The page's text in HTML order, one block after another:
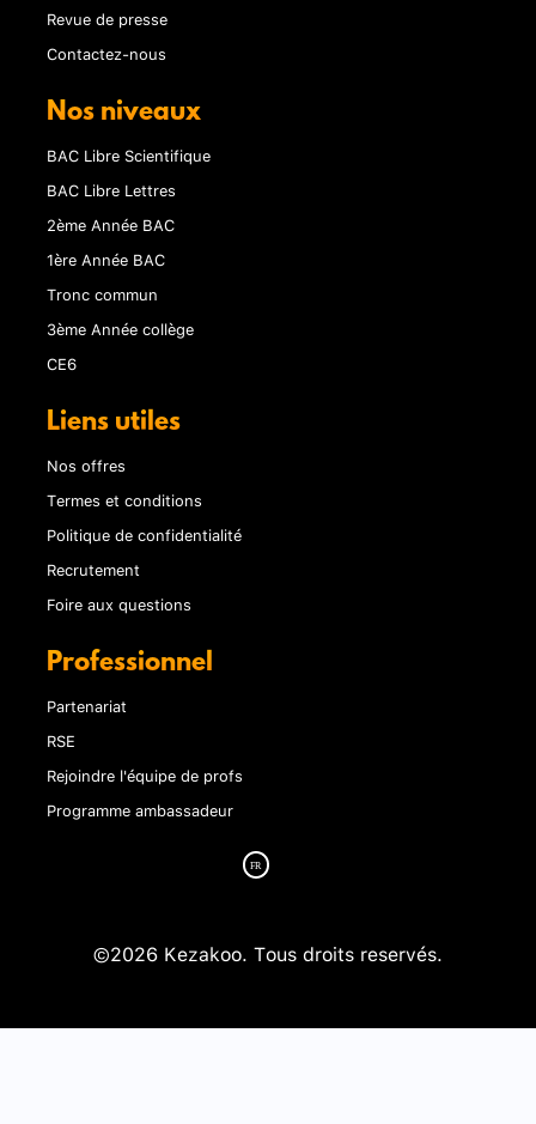
Revue de presse
Contactez-nous
Nos niveaux
BAC Libre Scientifique
BAC Libre Lettres
2ème Année BAC
1ère Année BAC
Tronc commun
3ème Année collège
CE6
Liens utiles
Nos offres
Termes et conditions
Politique de confidentialité
Recrutement
Foire aux questions
Professionnel
Partenariat
RSE
Rejoindre l'équipe de profs
Programme ambassadeur
©2026 Kezakoo. Tous droits reservés.